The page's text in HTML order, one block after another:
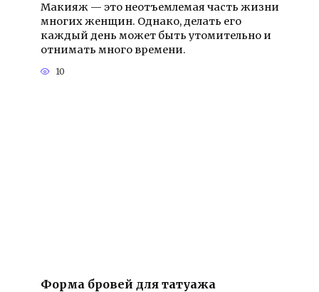
Макияж — это неотъемлемая часть жизни
многих женщин. Однако, делать его
каждый день может быть утомительно и
отнимать много времени.
10
Форма бровей для татуажа